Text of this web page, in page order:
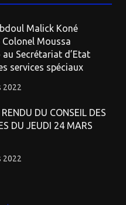
Malick Koné
Colonel Moussa
Secrétariat d’Etat
services spéciaux
2022
DU CONSEIL DES
DU JEUDI 24 MARS
2022